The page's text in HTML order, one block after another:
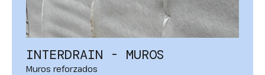
INTERDRAIN - MUROS
Muros reforzados